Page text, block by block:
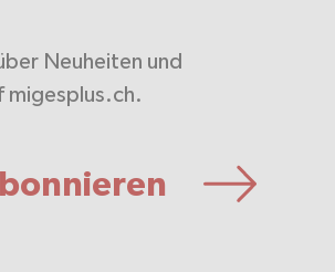
Neuheiten und
migesplus.ch.